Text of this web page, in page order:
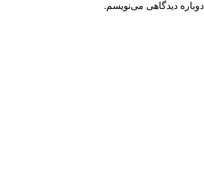
دیدگاهی می‌نویسم.